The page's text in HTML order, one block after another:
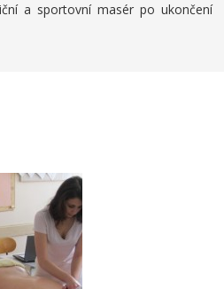
a sportovní masér po ukončení